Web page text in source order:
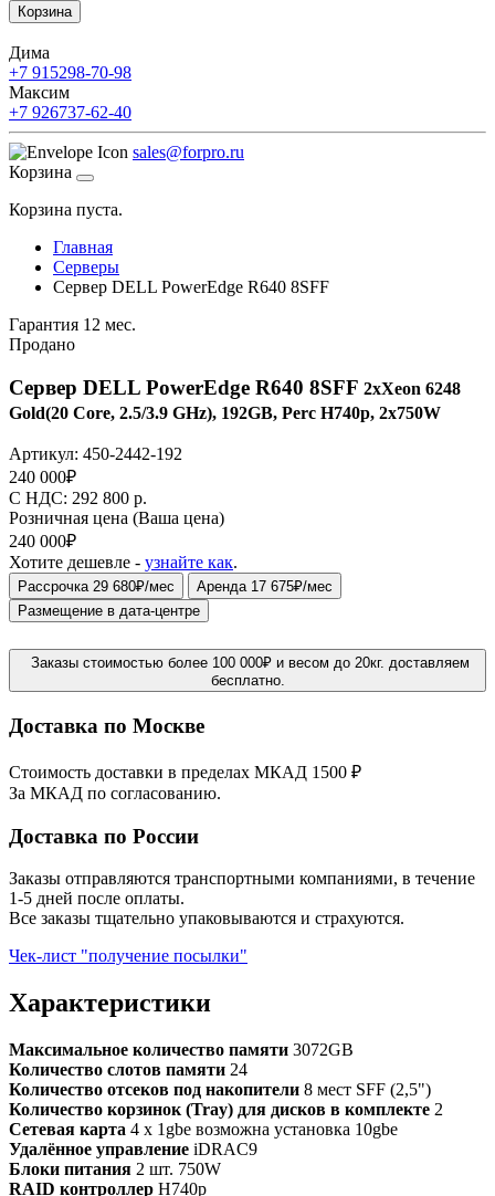
Корзина
Дима
+7 915298-70-98
Максим
+7 926737-62-40
sales@forpro.ru
Корзина
Корзина пуста.
Главная
Серверы
Сервер DELL PowerEdge R640 8SFF
Гарантия 12 мес.
Продано
Сервер DELL PowerEdge R640 8SFF 2xXeon 6248
Gold(20 Core, 2.5/3.9 GHz), 192GB, Perc H740p, 2x750W
Артикул: 450-2442-192
240 000₽
C НДС: 292 800 р.
Розничная цена (Ваша цена)
240 000₽
Хотите дешевле - узнайте как.
Рассрочка 29 680₽/мес
Аренда 17 675₽/мес
Размещение в дата-центре
Заказы стоимостью более 100 000₽ и весом до 20кг. доставляем
бесплатно.
Доставка по Москве
Стоимость доставки в пределах МКАД 1500 ₽
За МКАД по согласованию.
Доставка по России
Заказы отправляются транспортными компаниями, в течение
1-5 дней после оплаты.
Все заказы тщательно упаковываются и страхуются.
Чек-лист "получение посылки"
Характеристики
Максимальное количество памяти 3072GB
Количество слотов памяти 24
Количество отсеков под накопители 8 мест SFF (2,5")
Количество корзинок (Tray) для дисков в комплекте 2
Сетевая карта 4 x 1gbe возможна установка 10gbe
Удалённое управление iDRAC9
Блоки питания 2 шт. 750W
RAID контроллер H740p